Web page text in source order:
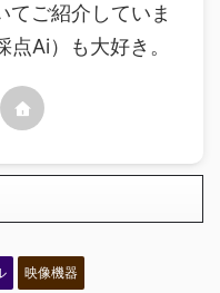
てご紹介していま
Ai）も大好き。
映像機器